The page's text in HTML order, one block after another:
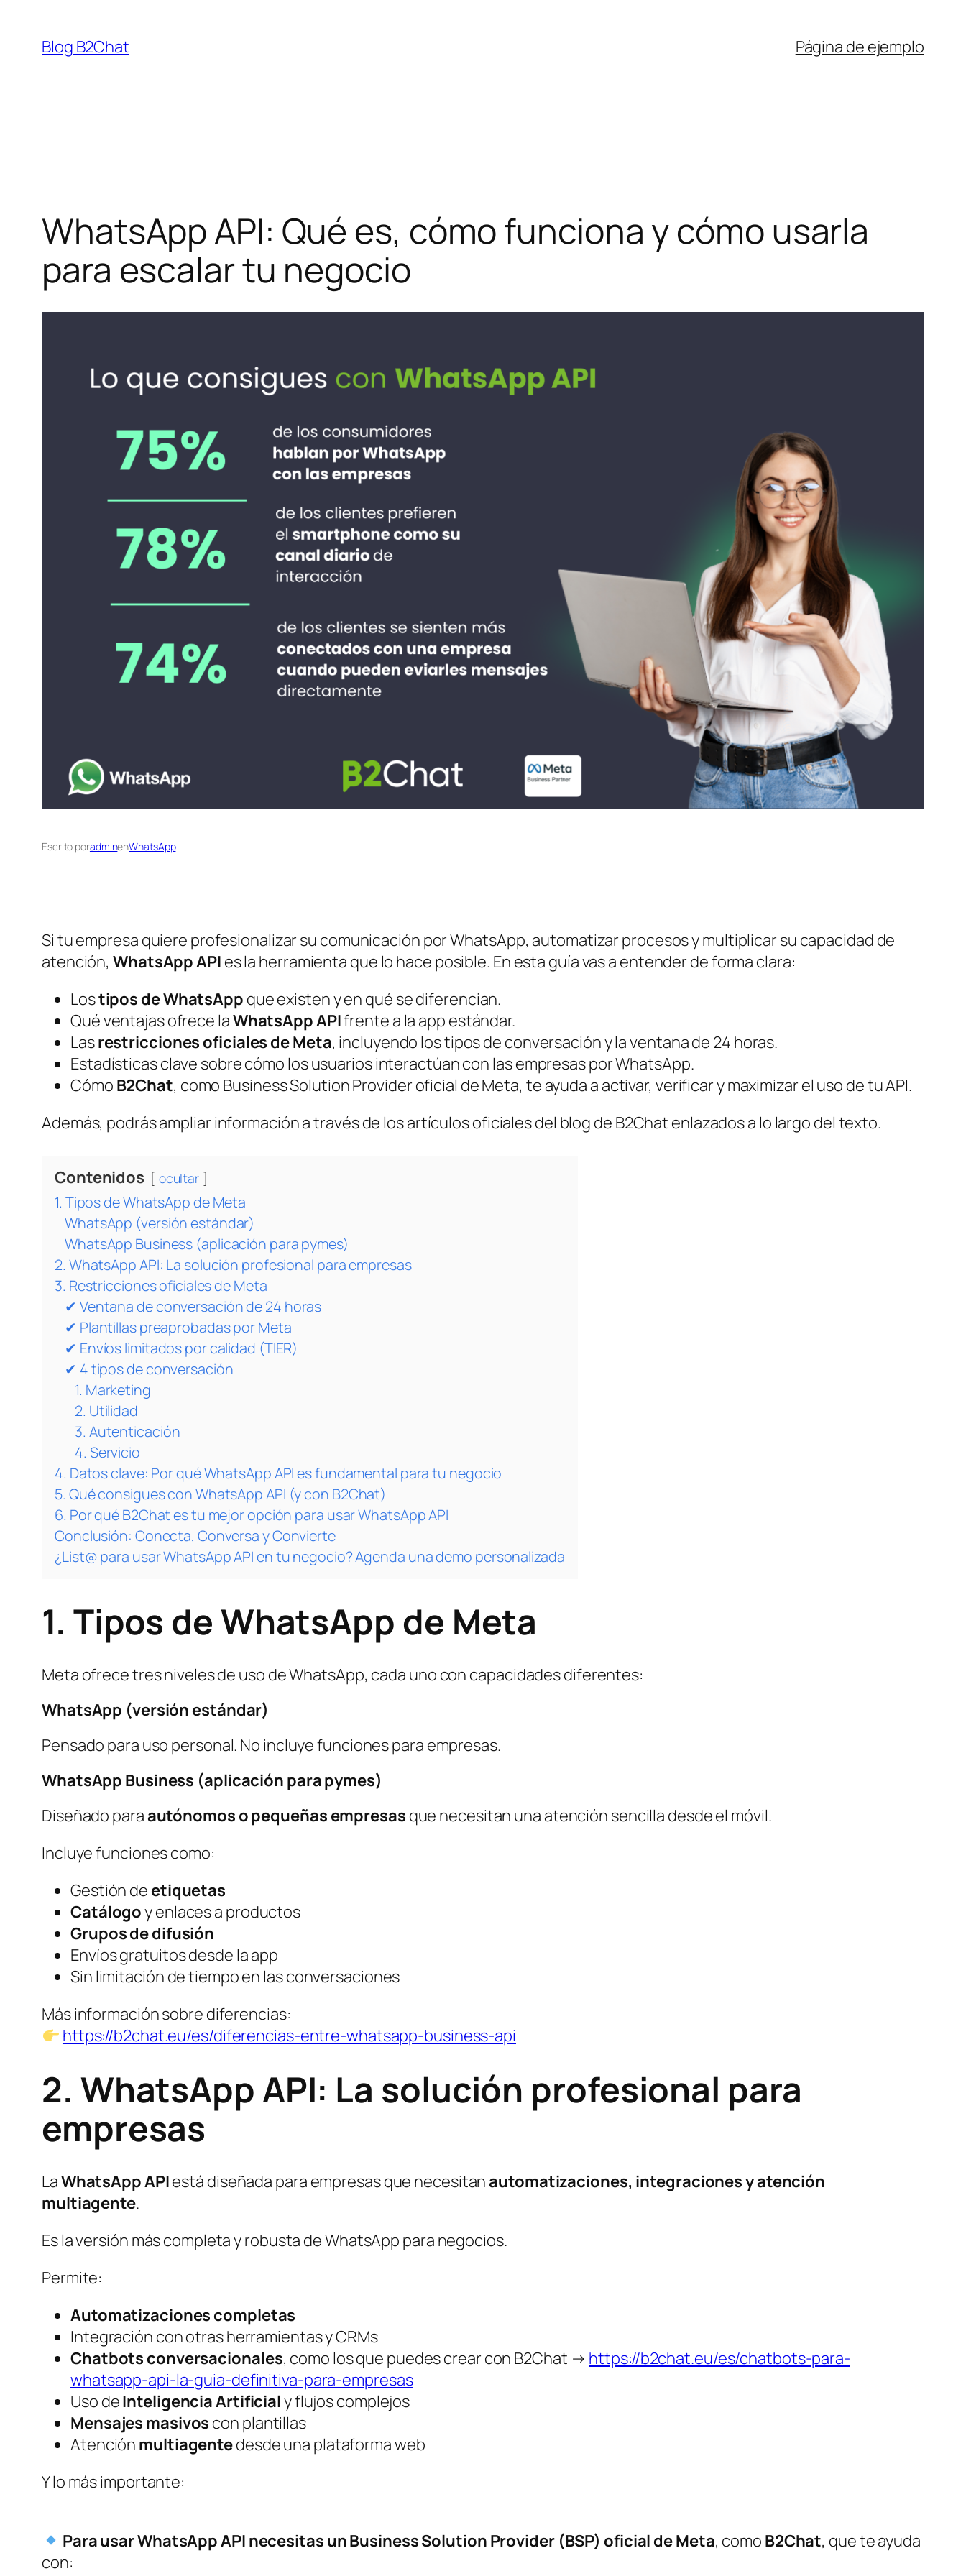
contenido
Blog B2Chat Página de ejemplo
WhatsApp API: Qué es, cómo funciona y cómo usarla
para escalar tu negocio
Escrito poradminenWhatsApp
Si tu empresa quiere profesionalizar su comunicación por WhatsApp, automatizar procesos y multiplicar su capacidad de
atención,WhatsApp API es la herramienta que lo hace posible. En esta guía vas a entender de forma clara:
Lostipos de WhatsApp que existen y en qué se diferencian.
Qué ventajas ofrece laWhatsApp APIfrente a la app estándar.
Lasrestricciones oficiales de Meta, incluyendo los tipos de conversación y la ventana de 24 horas.
Estadísticas clave sobre cómo los usuarios interactúan con las empresas por WhatsApp.
Cómo B2Chat, como Business Solution Provider oficial de Meta, te ayuda a activar, verificar y maximizar el uso de tu API.
Además, podrás ampliar información a través de los artículos oficiales del blog de B2Chat enlazados a lo largo del texto.
Contenidos ocultar
1. Tipos de WhatsApp de Meta
WhatsApp (versión estándar)
WhatsApp Business (aplicación para pymes)
2. WhatsApp API: La solución profesional para empresas
3. Restricciones oficiales de Meta
✔ Ventana de conversación de 24 horas
✔ Plantillas preaprobadas por Meta
✔ Envíos limitados por calidad (TIER)
✔ 4 tipos de conversación
1. Marketing
2. Utilidad
3. Autenticación
4. Servicio
4. Datos clave: Por qué WhatsApp API es fundamental para tu negocio
5. Qué consigues con WhatsApp API (y con B2Chat)
6. Por qué B2Chat es tu mejor opción para usar WhatsApp API
Conclusión: Conecta, Conversa y Convierte
¿List@ para usar WhatsApp API en tu negocio? Agenda una demo personalizada
1. Tipos de WhatsApp de Meta
Meta ofrece tres niveles de uso de WhatsApp, cada uno con capacidades diferentes:
WhatsApp (versión estándar)
Pensado para uso personal. No incluye funciones para empresas.
WhatsApp Business (aplicación para pymes)
Diseñado paraautónomos o pequeñas empresas que necesitan una atención sencilla desde el móvil.
Incluye funciones como:
Gestión de etiquetas
Catálogoy enlaces a productos
Grupos de difusión
Envíos gratuitos desde la app
Sin limitación de tiempo en las conversaciones
Más información sobre diferencias:
https://b2chat.eu/es/diferencias-entre-whatsapp-business-api
2. WhatsApp API: La solución profesional para
empresas
LaWhatsApp APIestá diseñada para empresas que necesitanautomatizaciones, integraciones y atención
multiagente.
Es la versión más completa y robusta de WhatsApp para negocios.
Permite:
Automatizaciones completas
Integración con otras herramientas y CRMs
Chatbots conversacionales, como los que puedes crear con B2Chat → https://b2chat.eu/es/chatbots-para-
whatsapp-api-la-guia-definitiva-para-empresas
Uso deInteligencia Artificialy flujos complejos
Mensajes masivos con plantillas
Atención multiagentedesde una plataforma web
Y lo más importante:
Para usar WhatsApp API necesitas un Business Solution Provider (BSP) oficial de Meta, como B2Chat, que te ayuda
con: